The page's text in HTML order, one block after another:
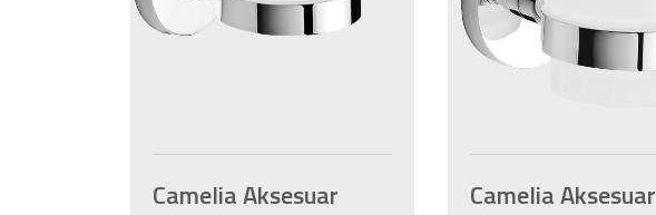
Camelia Aksesuar Camelia Aksesuar